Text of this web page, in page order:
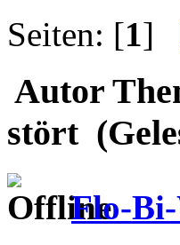
Seiten: [1]
Autor
stört
Flo-